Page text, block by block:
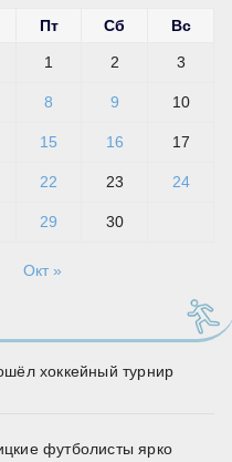
Пт Сб Вс
1 2 3
8 9 10
15 16 17
22 23 24
29 30
Окт »
хоккейный турнир
футболисты ярко